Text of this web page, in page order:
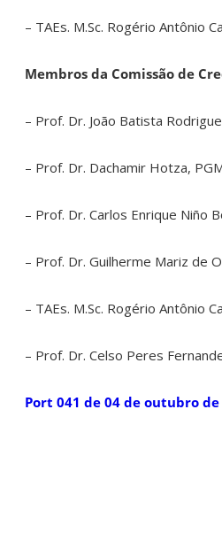
– TAEs. M.Sc. Rogério Antônio
Membros da Comissão de
– Prof. Dr. João Batista
– Prof. Dr. Dachamir Hotza,
– Prof. Dr. Carlos Enrique Niño
– Prof. Dr. Guilherme Mariz de
– TAEs. M.Sc. Rogério Antônio
– Prof. Dr. Celso Peres
Port 041 de 04 de outubro